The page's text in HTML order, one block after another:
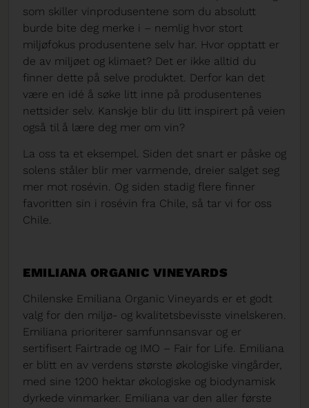
som skiller vinprodusentene som du absolutt
burde bite deg merke i – nemlig hvor stort
miljøfokus produsentene selv har. Hvor opptatt er
de av miljøet og klimaet? Det er ikke alltid du
finner dette på selve produktet. Derfor kan det
være en idé å søke litt inne på produsentenes
nettsider selv. Kanskje blir du litt inspirert på veien
også til å lære deg mer om vin?
La oss ta et eksempel. Siden det snart er påske og
solens ståler blir mer varmende, dreier salget seg
mer mot rosévin. Og siden stadig flere finner
favoritten sin i rosévin fra Chile, så tar vi for oss
Chile.
EMILIANA ORGANIC VINEYARDS
Chilenske Emiliana Organic Vineyards er et godt
valg for den miljø- og kvalitetsbevisste vinelskeren.
Emiliana prioriterer samfunnsansvar og er
sertifisert Fairtrade og IMO – Fair for Life. Emiliana
er blitt en av verdens største økologiske vingårder,
med sine 1200 hektar økologiske og biodynamisk
dyrkede vinmarker. Emiliana var den aller første